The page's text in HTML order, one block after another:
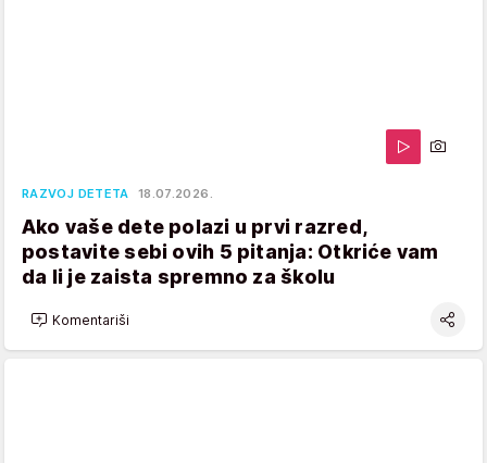
RAZVOJ DETETA 18.07.2026.
Ako vaše dete polazi u prvi razred,
postavite sebi ovih 5 pitanja: Otkriće vam
da li je zaista spremno za školu
Komentariši